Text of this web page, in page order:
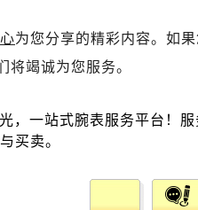
安区太平路名士售后服务中心
龙沙区龙华路名士售后服务中
区新华街与康庄路交叉口名士
区通河路名士售后服务中心（
明仁南街名士售后服务中心（
浑江大街名士售后服务中心（
为您分享的精彩内容。如
将竭诚为您服务。